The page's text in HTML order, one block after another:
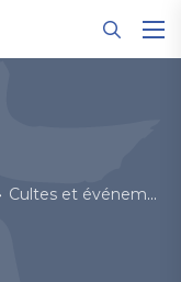
Cultes et événements